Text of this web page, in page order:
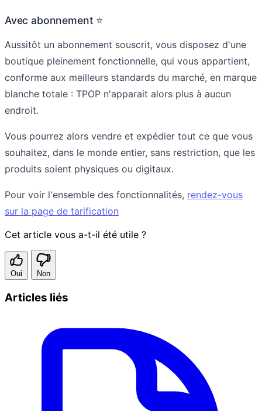
Avec abonnement ⭐
Aussitôt un abonnement souscrit, vous disposez d'une
boutique pleinement fonctionnelle, qui vous appartient,
conforme aux meilleurs standards du marché, en marque
blanche totale : TPOP n'apparait alors plus à aucun
endroit.
Vous pourrez alors vendre et expédier tout ce que vous
souhaitez, dans le monde entier, sans restriction, que les
produits soient physiques ou digitaux.
Pour voir l'ensemble des fonctionnalités, rendez-vous
sur la page de tarification
Cet article vous a-t-il été utile ?
Oui Non
Articles liés